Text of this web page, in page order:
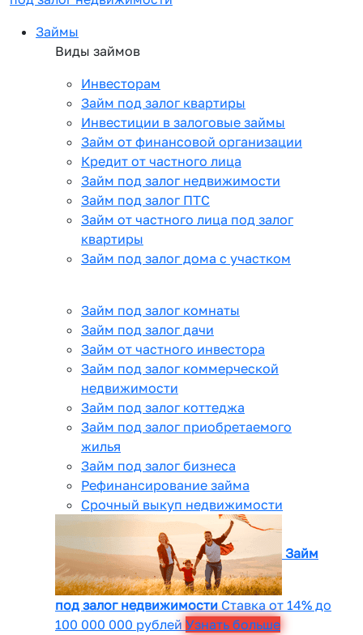
Займы
Виды займов
Инвесторам
Займ под залог квартиры
Инвестиции в залоговые займы
Займ от финансовой организации
Кредит от частного лица
Займ под залог недвижимости
Займ под залог ПТС
Займ от частного лица под залог
квартиры
Займ под залог дома с участком
Займ под залог комнаты
Займ под залог дачи
Займ от частного инвестора
Займ под залог коммерческой
недвижимости
Займ под залог коттеджа
Займ под залог приобретаемого
жилья
Займ под залог бизнеса
Рефинансирование займа
Срочный выкуп недвижимости
Займ
под залог недвижимости Ставка от 14% до
100 000 000 рублей Узнать больше